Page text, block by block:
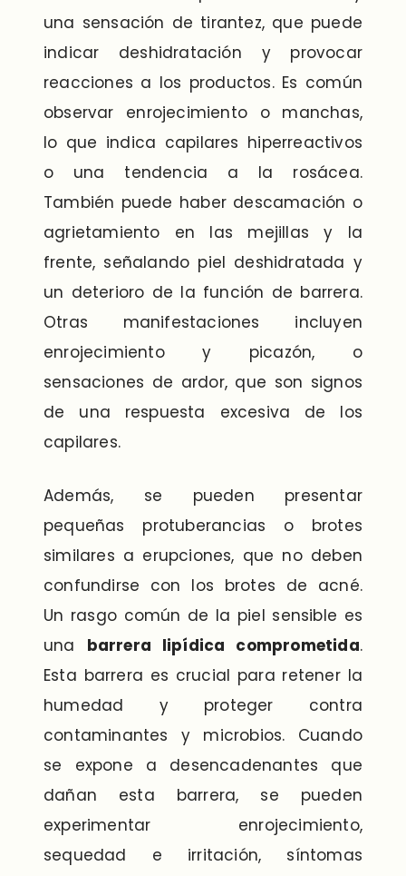
una sensación de tirantez, que puede
indicar deshidratación y provocar
reacciones a los productos. Es común
observar enrojecimiento o manchas,
lo que indica capilares hiperreactivos
o una tendencia a la rosácea.
También puede haber descamación o
agrietamiento en las mejillas y la
frente, señalando piel deshidratada y
un deterioro de la función de barrera.
Otras manifestaciones incluyen
enrojecimiento y picazón, o
sensaciones de ardor, que son signos
de una respuesta excesiva de los
capilares.
Además, se pueden presentar
pequeñas protuberancias o brotes
similares a erupciones, que no deben
confundirse con los brotes de acné.
Un rasgo común de la piel sensible es
una barrera lipídica comprometida.
Esta barrera es crucial para retener la
humedad y proteger contra
contaminantes y microbios. Cuando
se expone a desencadenantes que
dañan esta barrera, se pueden
experimentar enrojecimiento,
sequedad e irritación, síntomas